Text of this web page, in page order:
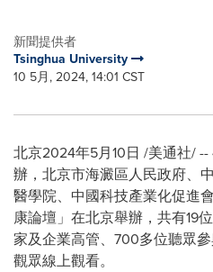
新聞提供者
Tsinghua University
10 5月, 2024, 14:01 CST
北京2024年5月10日 /美通社/
辦，北京市海澱區人民政府、
醫學院、中國科技產業化促進
康論壇 」 在北京舉辦，共有19
家及企業高管、700多位聽眾
觀眾線上觀看。